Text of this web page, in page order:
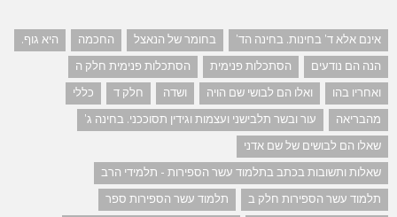
אינם אלא ד' בחינות. בחינה הד' בחומר של הנאצל החכמה
היא גוף.
הנה הם נודעים
הסתכלות פנימית
הסתכלות פנימית חלק ה
ואחריו בהו
ואלו הם לבושי שם הויה ושדה חלק ד
כללי
מהבריאה
עור ובשר תלבישני ועצמות וגידין תסוככני. בחינה ג'
שאלו הם לבושים של שם אדני
שאלות ותשובות בכתב בתלמוד עשר הספירות - תלמידי הרב
תלמוד עשר הספירות חלק ב
תלמוד עשר הספירות ספר